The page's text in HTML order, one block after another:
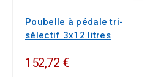
Poubelle à pédale tri-
sélectif 3x12 litres
152,72 €